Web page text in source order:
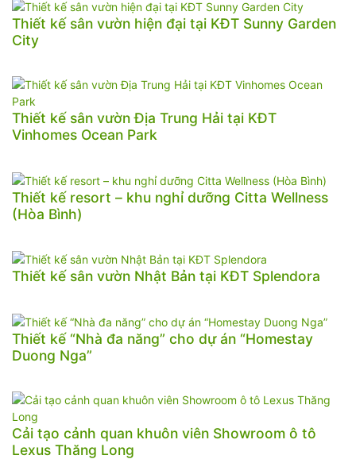
Thiết kế sân vườn hiện đại tại KĐT Sunny Garden
City
Thiết kế sân vườn Địa Trung Hải tại KĐT
Vinhomes Ocean Park
Thiết kế resort – khu nghỉ dưỡng Citta Wellness
(Hòa Bình)
Thiết kế sân vườn Nhật Bản tại KĐT Splendora
Thiết kế “Nhà đa năng” cho dự án “Homestay
Duong Nga”
Cải tạo cảnh quan khuôn viên Showroom ô tô
Lexus Thăng Long